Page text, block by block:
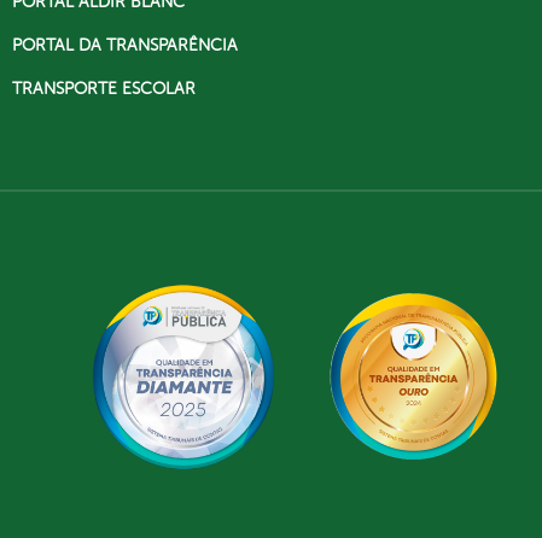
PORTAL DA TRANSPARÊNCIA
TRANSPORTE ESCOLAR